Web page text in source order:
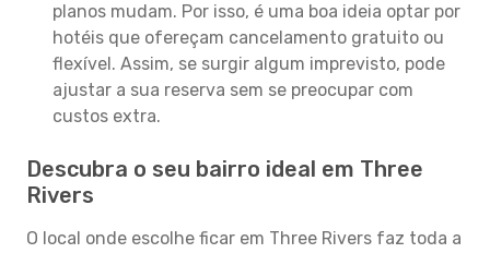
planos mudam. Por isso, é uma boa ideia optar por
hotéis que ofereçam cancelamento gratuito ou
flexível. Assim, se surgir algum imprevisto, pode
ajustar a sua reserva sem se preocupar com
custos extra.
Descubra o seu bairro ideal em Three
Rivers
O local onde escolhe ficar em Three Rivers faz toda a